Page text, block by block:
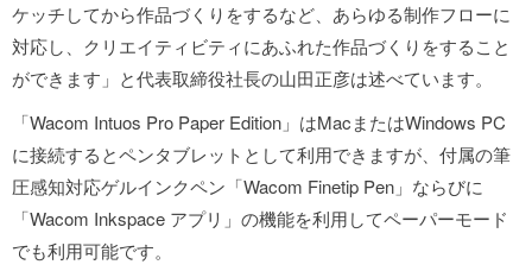
ケッチしてから作品づくりをするなど、あらゆる制作フローに
対応し、クリエイティビティにあふれた作品づくりをすること
ができます」と代表取締役社長の山田正彦は述べています。
「Wacom Intuos Pro Paper Edition」はMacまたはWindows PC
に接続するとペンタブレットとして利用できますが、付属の筆
圧感知対応ゲルインクペン「Wacom Finetip Pen」ならびに
「Wacom Inkspace アプリ」の機能を利用してペーパーモード
でも利用可能です。